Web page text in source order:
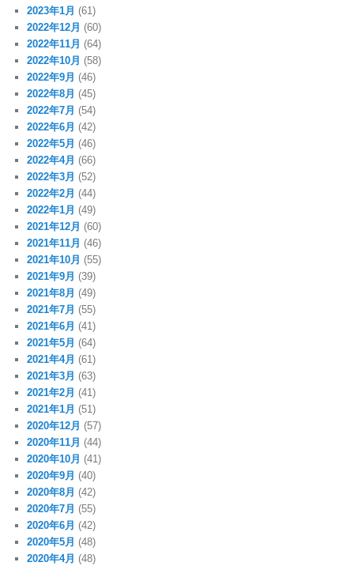
2023年1月 (61)
2022年12月 (60)
2022年11月 (64)
2022年10月 (58)
2022年9月 (46)
2022年8月 (45)
2022年7月 (54)
2022年6月 (42)
2022年5月 (46)
2022年4月 (66)
2022年3月 (52)
2022年2月 (44)
2022年1月 (49)
2021年12月 (60)
2021年11月 (46)
2021年10月 (55)
2021年9月 (39)
2021年8月 (49)
2021年7月 (55)
2021年6月 (41)
2021年5月 (64)
2021年4月 (61)
2021年3月 (63)
2021年2月 (41)
2021年1月 (51)
2020年12月 (57)
2020年11月 (44)
2020年10月 (41)
2020年9月 (40)
2020年8月 (42)
2020年7月 (55)
2020年6月 (42)
2020年5月 (48)
2020年4月 (48)